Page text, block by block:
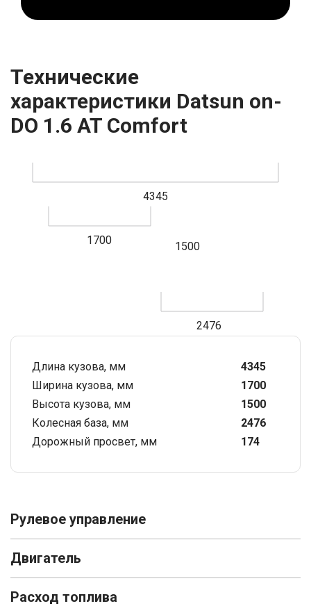
Технические
характеристики Datsun on-
DO 1.6 AT Comfort
4345
1700 1500
2476
Длина кузова, мм
4345
Ширина кузова, мм
1700
Высота кузова, мм
1500
Колесная база, мм
2476
Дорожный просвет, мм
174
Рулевое управление
Двигатель
Расход топлива